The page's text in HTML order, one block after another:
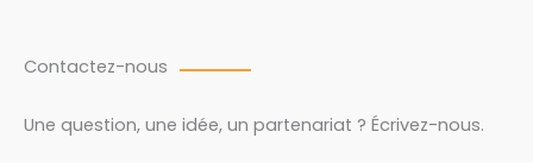
Contactez-nous
Une question, une idée, un partenariat ? Écrivez-nous.